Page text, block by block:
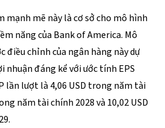
mạnh mẽ này là cơ sở cho mô hình
năng của Bank of America. Mô
điều chỉnh của ngân hàng này dự
đáng kể với ước tính EPS
lần lượt là 4,06 USD trong năm tài
năm tài chính 2028 và 10,02 USD